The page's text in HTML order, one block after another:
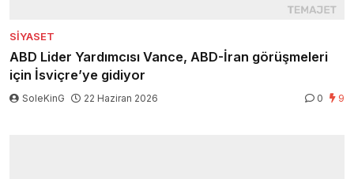
SIYASET
ABD Lider Yardımcısı Vance, ABD-İran görüşmeleri
için İsviçre’ye gidiyor
SoleKinG 22 Haziran 2026 0 9